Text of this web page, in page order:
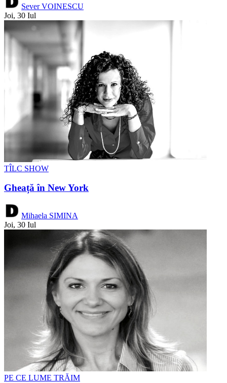
Sever VOINESCU
Joi, 30 Iul
TÎLC SHOW
Gheață în New York
Mihaela SIMINA
Joi, 30 Iul
PE CE LUME TRĂIM